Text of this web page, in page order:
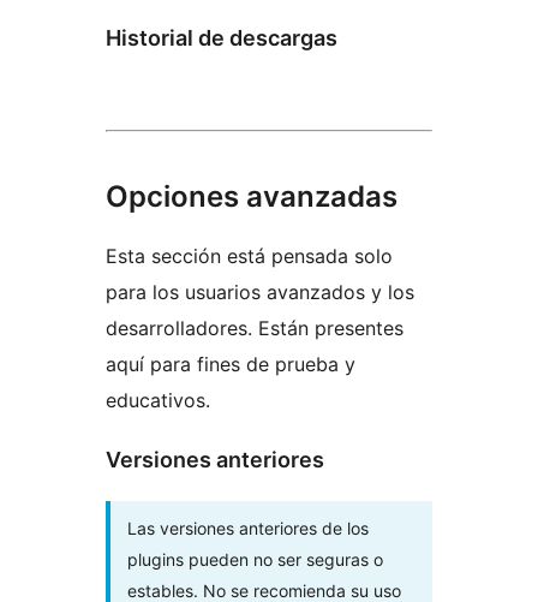
Historial de descargas
Opciones avanzadas
Esta sección está pensada solo
para los usuarios avanzados y los
desarrolladores. Están presentes
aquí para fines de prueba y
educativos.
Versiones anteriores
Las versiones anteriores de los
plugins pueden no ser seguras o
estables. No se recomienda su uso